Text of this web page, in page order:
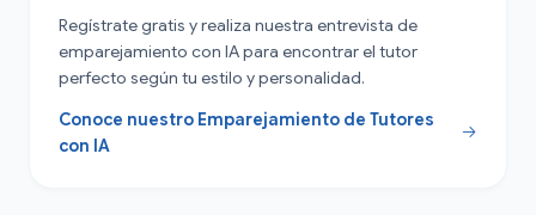
Regístrate gratis y realiza nuestra entrevista de
emparejamiento con IA para encontrar el tutor
perfecto según tu estilo y personalidad.
Conoce nuestro Emparejamiento de Tutores
con IA